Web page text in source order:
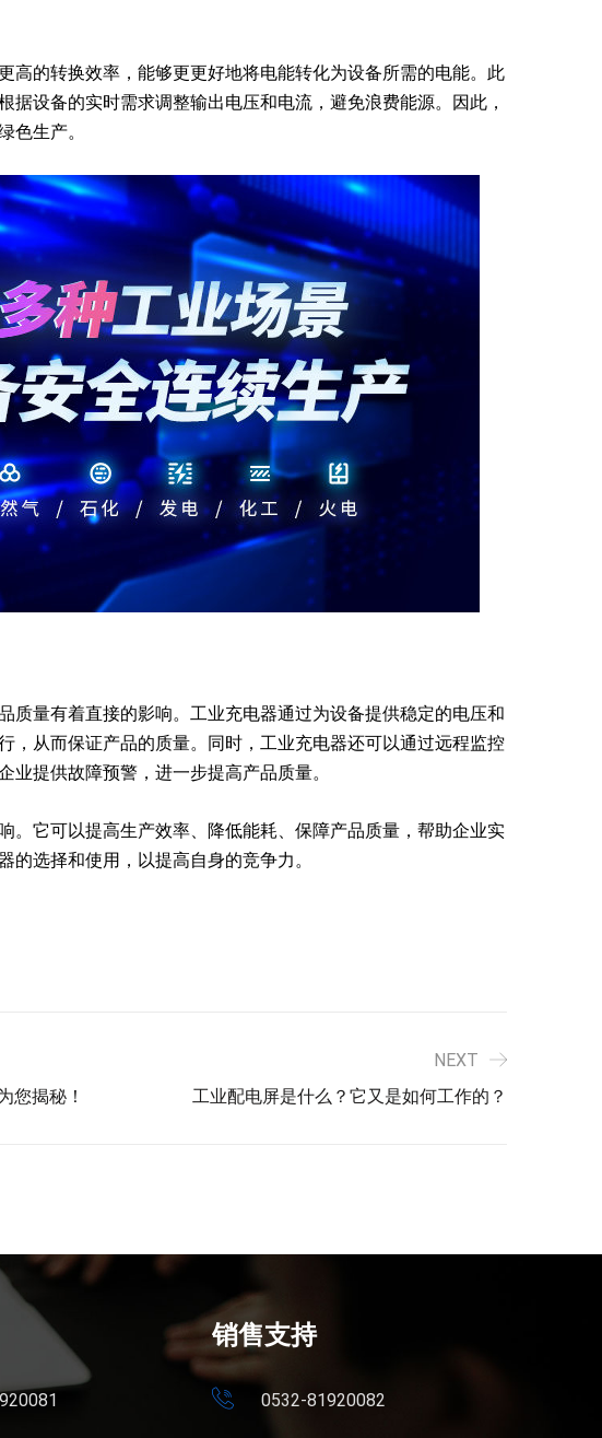
高的转换效率，能够更更好地将电能转化为设备所需的电能。此
据设备的实时需求调整输出电压和电流，避免浪费能源。因此，
色生产。
质量有着直接的影响。工业充电器通过为设备提供稳定的电压和
，从而保证产品的质量。同时，工业充电器还可以通过远程监控
提供故障预警，进一步提高产品质量。
。它可以提高生产效率、降低能耗、保障产品质量，帮助企业实
选择和使用，以提高自身的竞争力。
您揭秘！
NEXT
工业配电屏是什么？它又是如何工作的？
销售支持
0532-81920082